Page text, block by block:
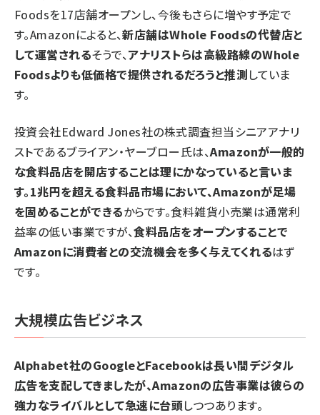
Foodsを17店舗オープンし、今後もさらに増やす予定で
す。Amazonによると、新店舗はWhole Foodsの代替店と
して運営されるそうで、アナリストらは高級路線のWhole
Foodsよりも低価格で提供されるだろうと推測していま
す。
投資会社Edward Jones社の株式調査担当シニアアナリ
ストであるブライアン・ヤーブロー氏は、Amazonが一般的
な食料品店を開店することは理にかなっていると言いま
す。1兆円を超える食料品市場において、Amazonが足場
を固めることができるからです。食料雑貨小売業は通常利
益率の低い事業ですが、食料品店をオープンすることで
Amazonに消費者との交流機会を多く与えてくれるはず
です。
大規模広告ビジネス
Alphabet社のGoogleとFacebookは長い間デジタル
広告を支配してきましたが、Amazonの広告事業は彼らの
強力なライバルとして急速に台頭しつつあります。